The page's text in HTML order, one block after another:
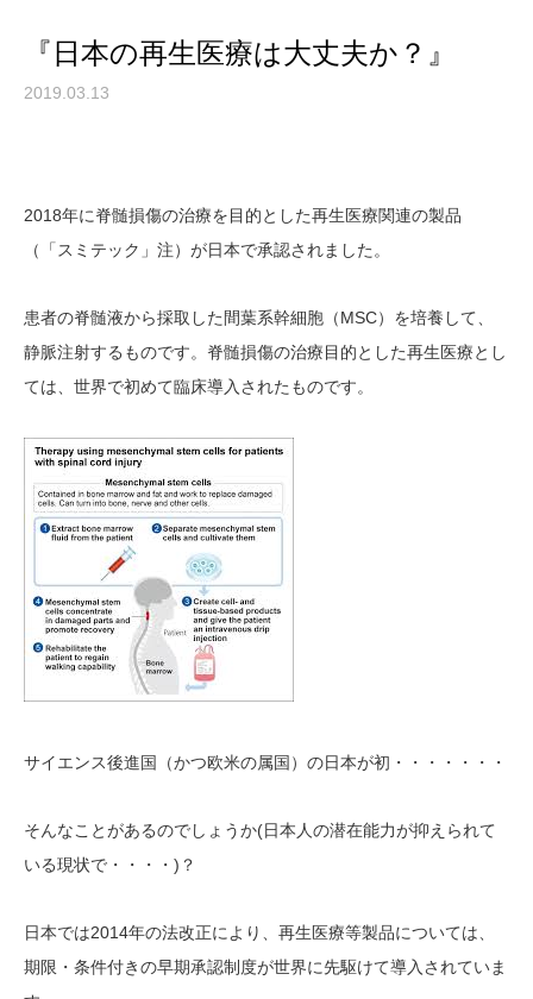
『日本の再生医療は大丈夫か？』
2019.03.13
2018年に脊髄損傷の治療を目的とした再生医療関連の製品
（「スミテック」注）が日本で承認されました。
患者の脊髄液から採取した間葉系幹細胞（ MSC）を培養して、
静脈注射する ものです。脊髄損傷の治療目的とした再生医療とし
ては、世界で初めて臨床導入された ものです。
サイエンス後進国（かつ欧米の属国）の日本が初・・・・・・・
そんなことがあるのでしょうか(日本人の潜在能力が抑えられて
いる現状で・・・・) ？
日本では2014年の法改正により、再生医療等製品については、
期限・条件付きの早期承認制度が世界に先駆けて導入さ れていま